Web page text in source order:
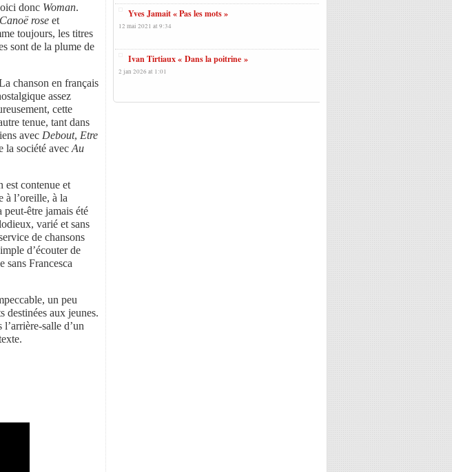
donc Woman.
Canoë rose et
toujours, les titres
sont de la plume de
chanson en français
assez
cette
tenue, tant dans
avec Debout, Etre
la société avec Au
est contenue et
à l’oreille, à la
être jamais été
varié et sans
de chansons
d’écouter de
sans Francesca
un peu
destinées aux jeunes.
salle d’un
Yves Jamait « Pas les mots »
12 mai 2021 at 9:34
Ivan Tirtiaux « Dans la poitrine »
2 jan 2026 at 1:01